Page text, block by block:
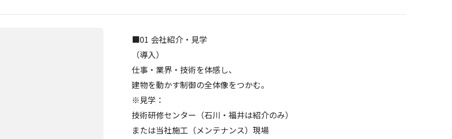
■01 会社紹介・見学
（導入）
仕事・業界・技術を体感し、
建物を動かす制御の全体像をつかむ。
※見学：
技術研修センター（石川・福井は紹介のみ）
または当社施工（メンテナンス）現場